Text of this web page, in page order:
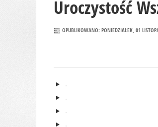
Uroczystość
OPUBLIKOWANO: PONIEDZIAŁEK, 01